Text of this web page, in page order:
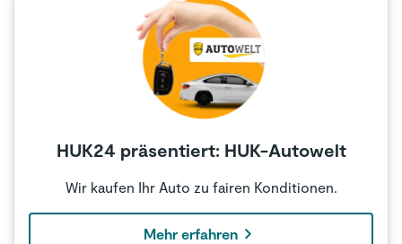
HUK24 präsentiert: HUK-Autowelt
Wir kaufen Ihr Auto zu fairen Konditionen.
Mehr erfahren